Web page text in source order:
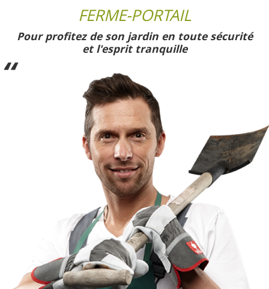
FERME-PORTAIL
Pour profitez de son jardin en toute sécurité
et l'esprit tranquille